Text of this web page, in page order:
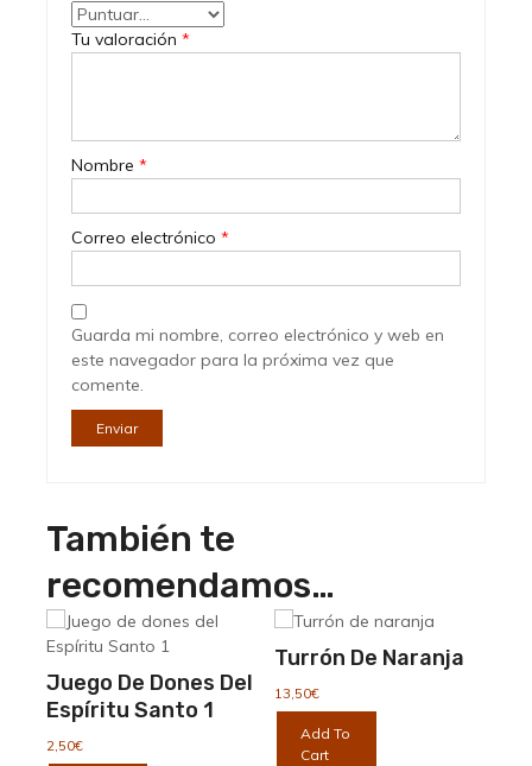
Tu valoración *
Nombre *
Correo electrónico *
Guarda mi nombre, correo electrónico y web en
este navegador para la próxima vez que
comente.
También te
recomendamos…
Juego De Dones Del
Espíritu Santo 1
2,50€
Turrón De Naranja
13,50€
Add To
Cart